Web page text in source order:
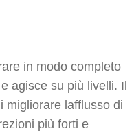
in modo completo
agisce su più livelli. Il
migliorare lafflusso di
più forti e